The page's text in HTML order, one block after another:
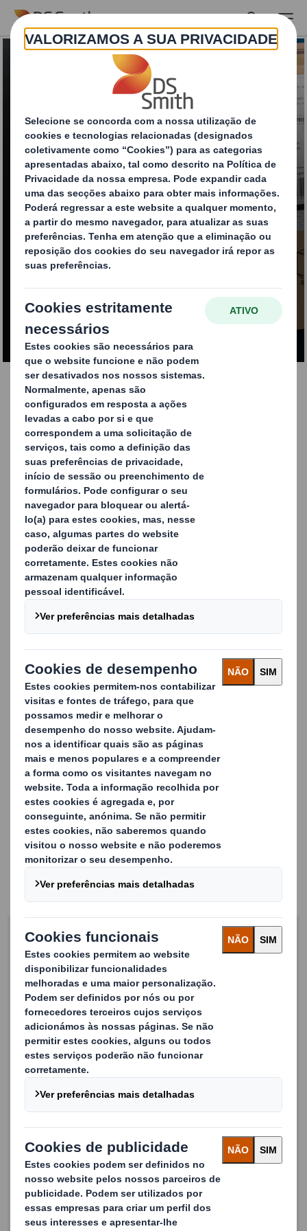
Skip to main content
Entregas de Última
Milha: Descobrindo o
Futuro
Descarregar: Entregas
de Última Milha:
Descobrindo o Futuro
No atual cenário de um e-commerce em rápida evolução, o
processo de entrega de última milha surge como um
constante desafio para os retalhistas. O nosso
aprofundado inquérito a 550 decisores europeus de
empresas de e-commerce revela as duras realidades e as
crescentes pressões enfrentadas pelo setor.
Prepare-se para os insights reveladores que evidenciam
os custos crescentes, as expetativas não satisfeitas dos
consumidores e o crescimento lento do próprio mercado
europeu de e-commerce.
Este relatório é de leitura obrigatória para todos os que
procuram navegar no complexo mundo das entregas de
última milha e manter-se na vanguarda da
extremamente competitiva arena do e-commerce.
Nome
Apelido
E-mail
Telefone
Empresa